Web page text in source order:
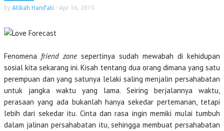
by Atikah Hanifati - Apr 16, 2015
Fenomena friend zone sepertinya sudah mewabah di kehidupan
sosial kita sekarang ini. Kisah tentang dua orang dimana yang satu
perempuan dan yang satunya lelaki saling menjalin persahabatan
untuk jangka waktu yang lama. Seiring berjalannya waktu,
perasaan yang ada bukanlah hanya sekedar pertemanan, tetapi
lebih dari sekedar itu. Cinta dan rasa ingin memiki mulai tumbuh
dalam jalinan persahabatan itu, sehingga membuat persahabatan